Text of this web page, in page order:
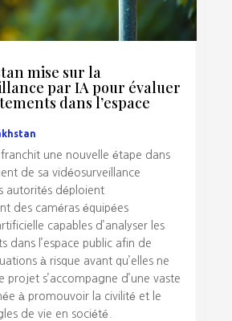
mise sur la
par IA pour évaluer
dans l’espace
franchit une nouvelle étape dans
de sa vidéosurveillance
autorités déploient
des caméras équipées
capables d’analyser les
dans l’espace public afin de
à risque avant qu’elles ne
projet s’accompagne d’une vaste
à promouvoir la civilité et le
de vie en société.